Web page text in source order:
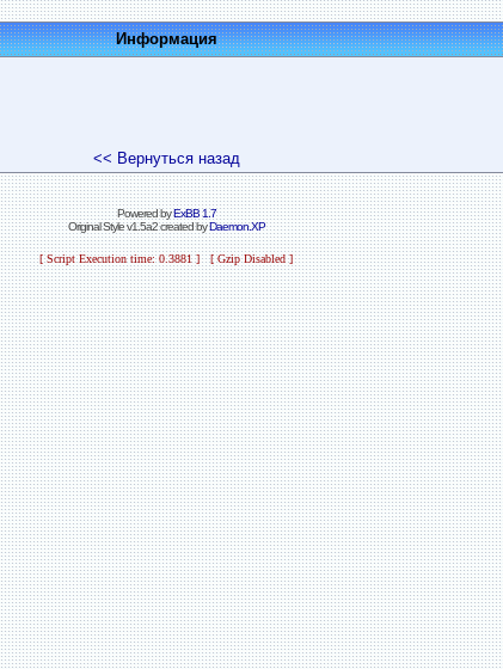
Информация
<< Вернуться назад
Powered byExBB 1.7
Original Style v1.5a2 created byDaemon.XP
[ Script Execution time: 0.3881 ] [ Gzip Disabled ]